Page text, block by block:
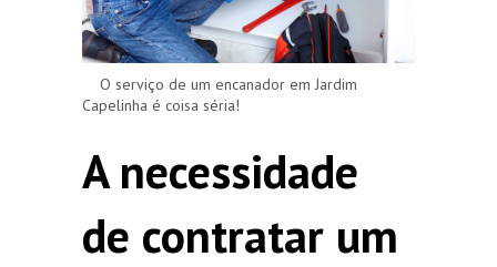
O serviço de um encanador em Jardim
Capelinha é coisa séria!
A necessidade
de contratar um